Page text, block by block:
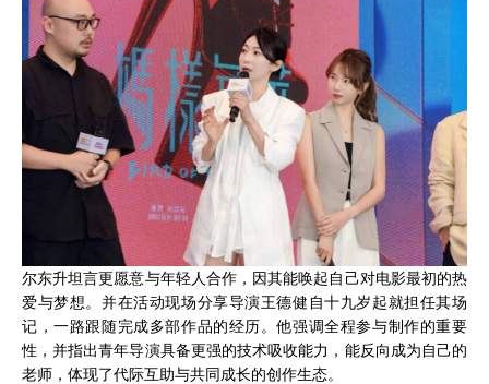
尔东升坦言更愿意与年轻人合作，因其能唤起自己对电影最初的热
爱与梦想。并在活动现场分享导演王德健自十九岁起就担任其场
记，一路跟随完成多部作品的经历。他强调全程参与制作的重要
性，并指出青年导演具备更强的技术吸收能力，能反向成为自己的
老师，体现了代际互助与共同成长的创作生态。